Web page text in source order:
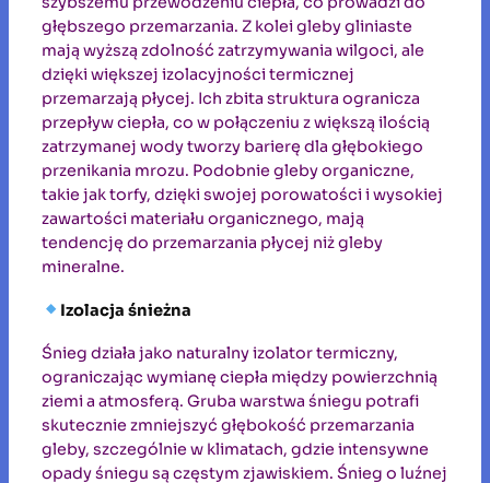
głębszego przemarzania. Z kolei gleby gliniaste
mają wyższą zdolność zatrzymywania wilgoci, ale
dzięki większej izolacyjności termicznej
przemarzają płycej. Ich zbita struktura ogranicza
przepływ ciepła, co w połączeniu z większą ilością
zatrzymanej wody tworzy barierę dla głębokiego
przenikania mrozu. Podobnie gleby organiczne,
takie jak torfy, dzięki swojej porowatości i wysokiej
zawartości materiału organicznego, mają
tendencję do przemarzania płycej niż gleby
mineralne.
Izolacja śnieżna
Śnieg działa jako naturalny izolator termiczny,
ograniczając wymianę ciepła między powierzchnią
ziemi a atmosferą. Gruba warstwa śniegu potrafi
skutecznie zmniejszyć głębokość przemarzania
gleby, szczególnie w klimatach, gdzie intensywne
opady śniegu są częstym zjawiskiem. Śnieg o luźnej